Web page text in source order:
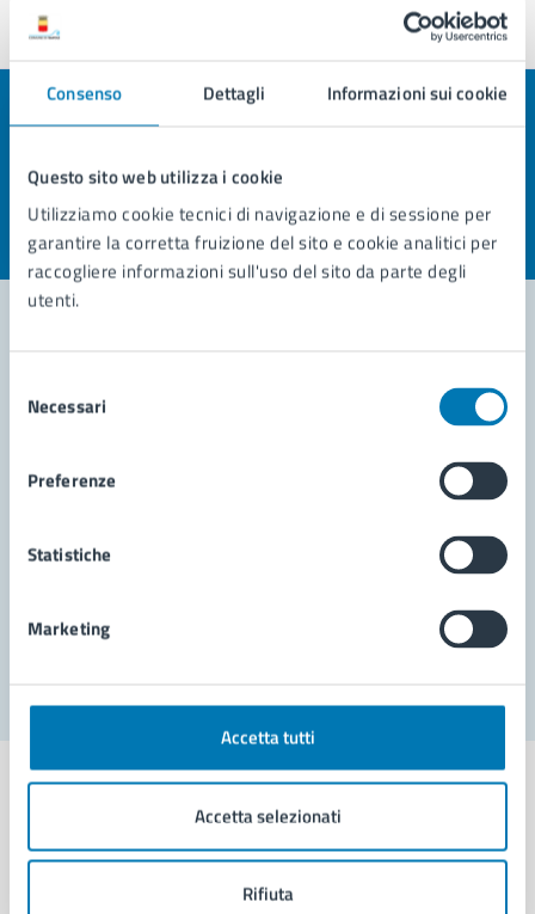
Consenso Dettagli Informazioni sui cookie
Questo sito web utilizza i cookie
Utilizziamo cookie tecnici di navigazione e di sessione per
garantire la corretta fruizione del sito e cookie analitici per
raccogliere informazioni sull'uso del sito da parte degli
utenti.
delNecessari
Preferenze
Statistiche
Marketing
Accetta tutti
Accetta selezionati
Rifiuta
Quanto sono chiare le informazioni su questa
pagina?
Valuta la chiarezza delle informazioni (da 1 a 5 stelle)
Seleziona il numero di stelle per valutare la chiarezza delle
Valuta 5 stelle su 5
Valuta 4 stelle su 5
Valuta 3 stelle su 5
Valuta 2 stelle su 5
Valuta 1 stelle su 5
Richiedi assistenza
Segnala disservizio
Comune di Napoli